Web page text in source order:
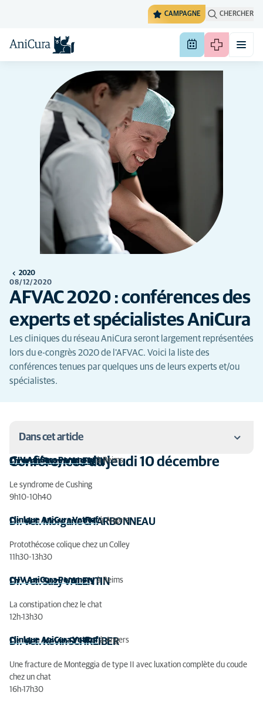
CAMPAGNE CHERCHER
2020
08/12/2020
AFVAC 2020 : conférences des
experts et spécialistes AniCura
Les cliniques du réseau AniCura seront largement représentées
lors du e-congrès 2020 de l'AFVAC. Voici la liste des
conférences tenues par quelques uns de leurs experts et/ou
spécialistes.
Dans cet article
Conférences du jeudi 10 décembre
Conférences du vendredi 11 décembre
Conférences du samedi 12 décembre
Conférences du jeudi 10 décembre
Dr. Vet. Suzy VALENTIN
CHV AniCura Pommeryà Reims
Le syndrome de Cushing
9h10-10h40
Dr. Vet. Morgane CHARBONNEAU
Clinique AniCura VetRefà Angers
Protothécose colique chez un Colley
11h30-13h30
Dr. Vet. Suzy VALENTIN
CHV AniCura Pommeryà Reims
La constipation chez le chat
12h-13h30
Dr. Vet. Kevin SCHREIBER
Clinique AniCura VetRefà Angers
Une fracture de Monteggia de type II avec luxation complète du coude
chez un chat
16h-17h30